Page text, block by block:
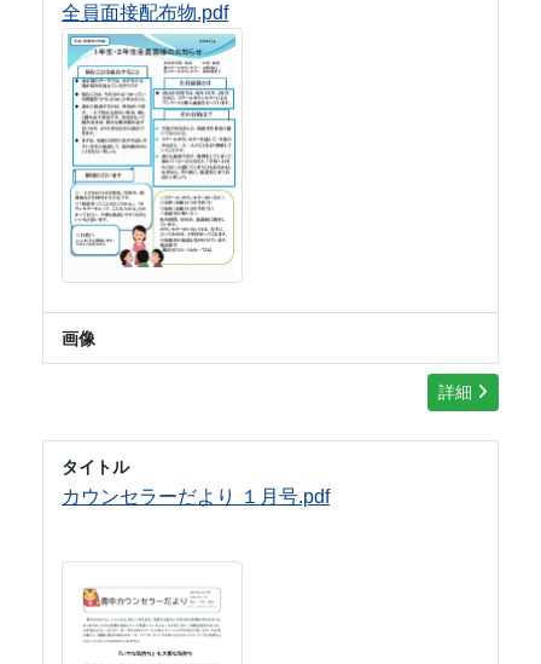
全員面接配布物.pdf
画像
詳細
タイトル
カウンセラーだより １月号.pdf